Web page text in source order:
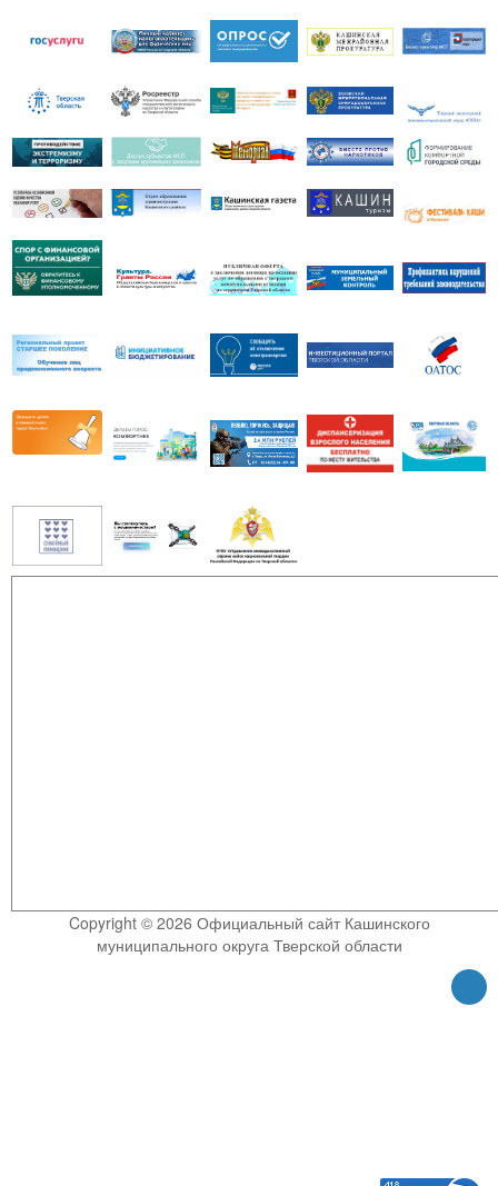
Copyright © 2026 Официальный сайт Кашинского
муниципального округа Тверской области